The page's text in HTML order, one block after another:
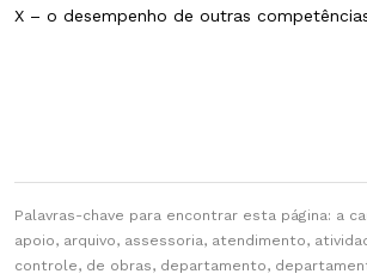
X – o desempenho de outras
Palavras-chave para encontrar esta página: a
apoio, arquivo, assessoria, atendimento,
controle, de obras, departamento,